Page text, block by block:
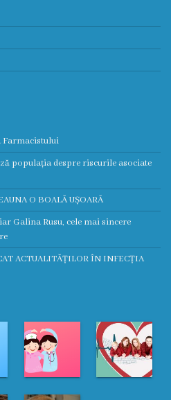
Farmacistului
populația despre riscurile asociate
O BOALĂ UȘOARĂ
Galina Rusu, cele mai sincere
ACTUALITĂȚILOR ÎN INFECȚIA